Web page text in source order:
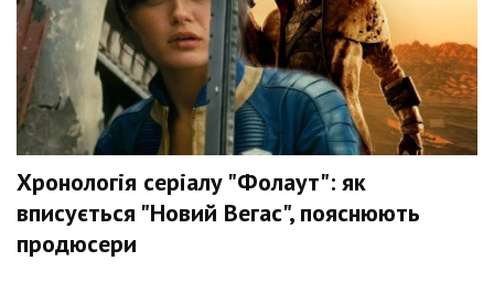
Хронологія серіалу "Фолаут": як
вписується "Новий Вегас", пояснюють
продюсери